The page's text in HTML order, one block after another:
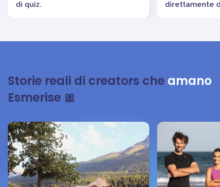
di quiz.
direttamente
Storie reali di creators che amano
Esmerise 🎀